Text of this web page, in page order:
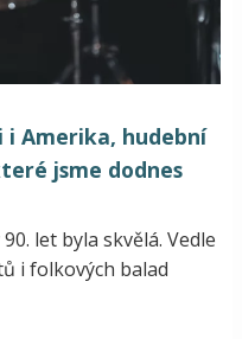
i Amerika, hudební
jsme dodnes
let byla skvělá. Vedle
i folkových balad